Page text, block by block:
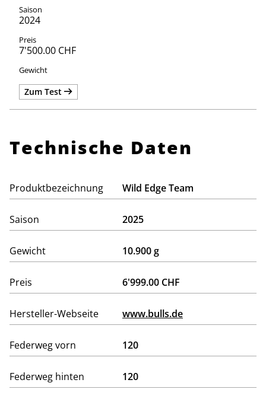
2024
7'500.00 CHF
Zum Test
Technische Daten
Produktbezeichnung Wild Edge Team
Saison 2025
Gewicht 10.900 g
Preis 6'999.00 CHF
Hersteller-Webseite www.bulls.de
Federweg vorn 120
Federweg hinten 120